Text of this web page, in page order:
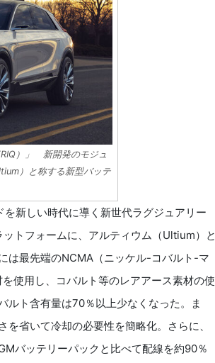
）」 新開発のモジュ
）と称する新型バッテ
新しい時代に導く新世代ラグジュアリー
トフォームに、アルティウム（Ultium）と
は最先端のNCMA（ニッケル-コバルト-マ
使用し、コバルト等のレアアース素材の使
ルト含有量は70％以上少なくなった。ま
省いて冷却の必要性を簡略化。さらに、
バッテリーパックと比べて配線を約90％